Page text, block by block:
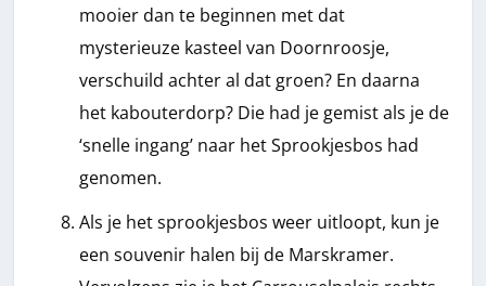
mooier dan te beginnen met dat
mysterieuze kasteel van Doornroosje,
verschuild achter al dat groen? En daarna
het kabouterdorp? Die had je gemist als je de
‘snelle ingang’ naar het Sprookjesbos had
genomen.
Als je het sprookjesbos weer uitloopt, kun je
een souvenir halen bij de Marskramer.